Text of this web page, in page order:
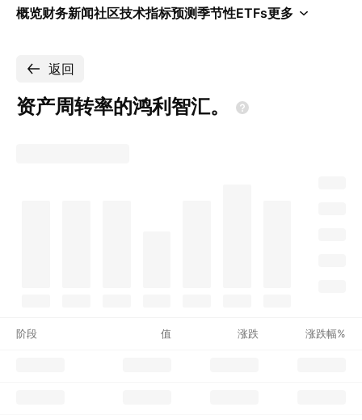
概览财务新闻社区技术指标预测季节性ETFs更多
返回
资产周转率的鸿利智汇。
阶段 值 涨跌 涨跌幅%